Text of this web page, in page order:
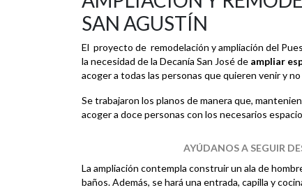
SAN AGUSTÍN
El proyecto de remodelación y ampliación del
la necesidad de la Decanía San José de ampliar
acoger a todas las personas que quieren venir y
Se trabajaron los planos de manera que,
acoger a doce personas con los necesarios
AYÚDANOS A SEGUIR
La ampliación contempla construir un ala de
baños. Además, se hará una entrada, capilla y